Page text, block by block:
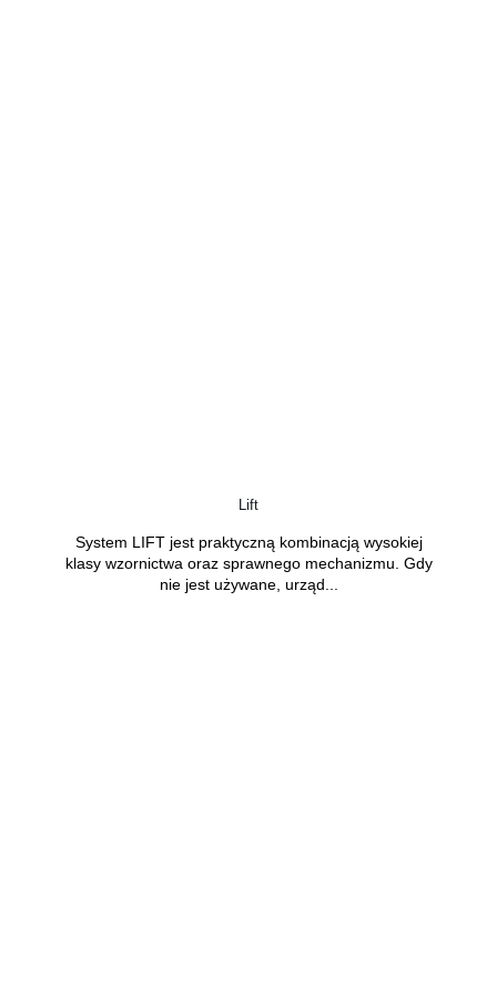
Lift
System LIFT jest praktyczną kombinacją wysokiej
klasy wzornictwa oraz sprawnego mechanizmu. Gdy
nie jest używane, urząd...